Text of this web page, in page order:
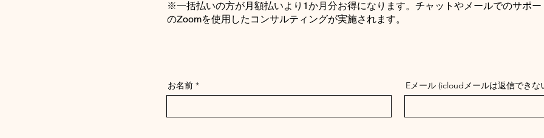
※一括払いの方が月額払いより1か月分お得になります。チャットやメールでのサポ
のZoomを使用したコンサルティングが実施されます。
お名前 Eメール (icloudメールは返信できな